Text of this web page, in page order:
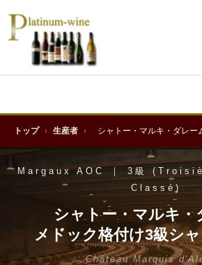
トップ › 生産者 › シャトー・マルキ・ダレー
Margaux AOC ｜ 3級
Classé)
シャトー・マルキ・
メドック格付け3級シ
Château Marquis